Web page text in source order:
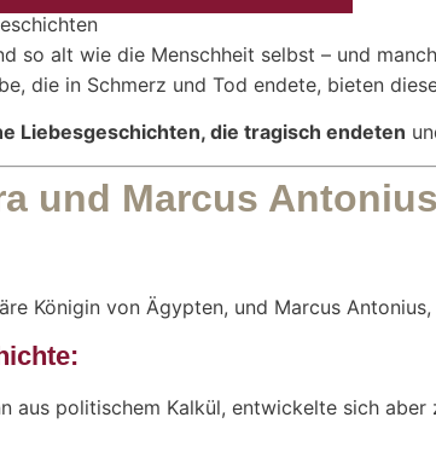
so alt wie die Menschheit selbst – und
die in Schmerz und Tod endete, bieten
Liebesgeschichten, die tragisch endeten
und Marcus
Königin von Ägypten, und Marcus
aus politischem Kalkül, entwickelte sich